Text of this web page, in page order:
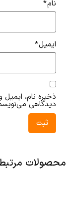
نام*
ایمیل*
ذخیره نام،
دیدگاهی
محصولات